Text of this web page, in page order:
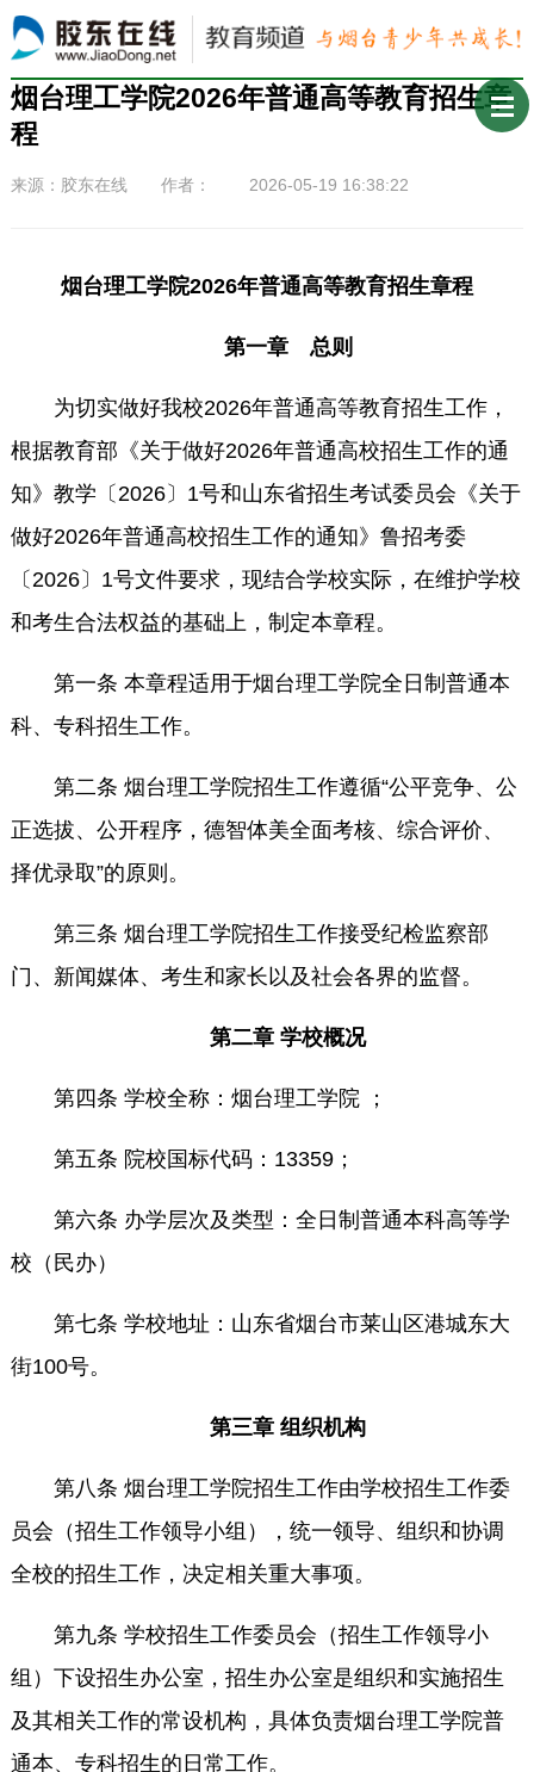
烟台理工学院2026年普通高等教育招生章
程
来源：胶东在线 作者： 2026-05-19 16:38:22
烟台理工学院2026年普通高等教育招生章程
第一章 总则
为切实做好我校2026年普通高等教育招生工作，
根据教育部《关于做好2026年普通高校招生工作的通
知》教学〔2026〕1号和山东省招生考试委员会《关于
做好2026年普通高校招生工作的通知》鲁招考委
〔2026〕1号文件要求，现结合学校实际，在维护学校
和考生合法权益的基础上，制定本章程。
第一条 本章程适用于烟台理工学院全日制普通本
科、专科招生工作。
第二条 烟台理工学院招生工作遵循“公平竞争、公
正选拔、公开程序，德智体美全面考核、综合评价、
择优录取”的原则。
第三条 烟台理工学院招生工作接受纪检监察部
门、新闻媒体、考生和家长以及社会各界的监督。
第二章 学校概况
第四条 学校全称：烟台理工学院 ；
第五条 院校国标代码：13359；
第六条 办学层次及类型：全日制普通本科高等学
校（民办）
第七条 学校地址：山东省烟台市莱山区港城东大
街100号。
第三章 组织机构
第八条 烟台理工学院招生工作由学校招生工作委
员会（招生工作领导小组），统一领导、组织和协调
全校的招生工作，决定相关重大事项。
第九条 学校招生工作委员会（招生工作领导小
组）下设招生办公室，招生办公室是组织和实施招生
及其相关工作的常设机构，具体负责烟台理工学院普
通本、专科招生的日常工作。